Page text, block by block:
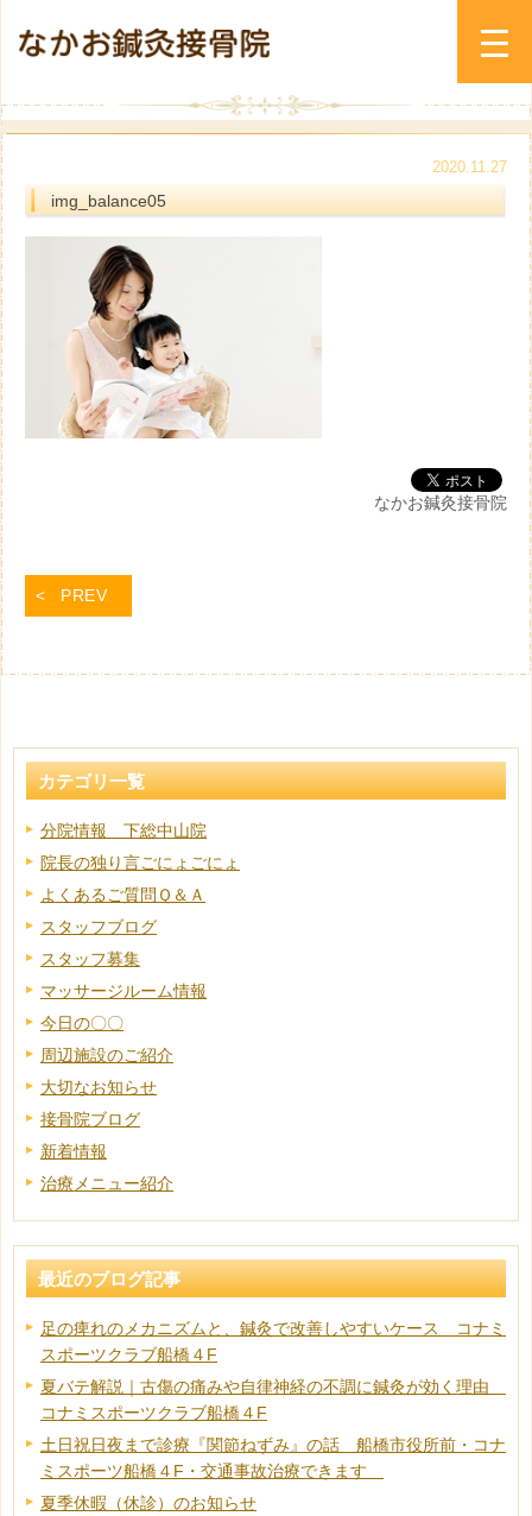
2020.11.27
img_balance05
なかお鍼灸接骨院
PREV
カテゴリ一覧
分院情報 下総中山院
院長の独り言ごにょごにょ
よくあるご質問Ｑ＆Ａ
スタッフブログ
スタッフ募集
マッサージルーム情報
今日の〇〇
周辺施設のご紹介
大切なお知らせ
接骨院ブログ
新着情報
治療メニュー紹介
最近のブログ記事
足の痺れのメカニズムと、鍼灸で改善しやすいケース コナミ
スポーツクラブ船橋４F
夏バテ解説｜古傷の痛みや自律神経の不調に鍼灸が効く理由
コナミスポーツクラブ船橋４F
土日祝日夜まで診療『関節ねずみ』の話 船橋市役所前・コナ
ミスポーツ船橋４F・交通事故治療できます
夏季休暇（休診）のお知らせ